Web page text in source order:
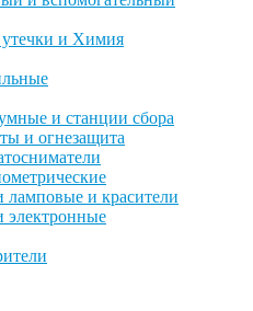
и Химия
и станции сбора
и огнезащита
ламповые и красители
электронные